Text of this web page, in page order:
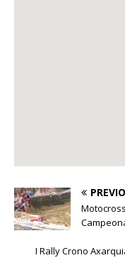
I Rally Crono